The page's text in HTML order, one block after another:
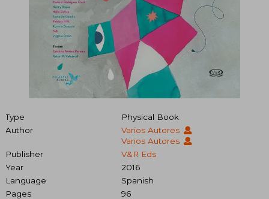
Type
Physical Book
Author
Varios Autores
Varios Autores
Publisher
V&R Eds
Year
2016
Language
Spanish
Pages
96